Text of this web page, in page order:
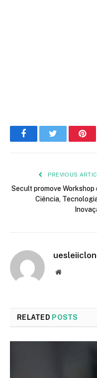
FacebookTwitter
PREVIOUS
Secult promove Workshop
Ciência,
Website
RELATED POSTS